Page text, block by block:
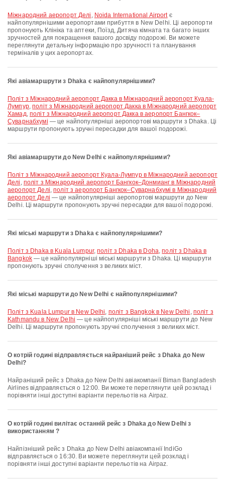
Міжнародний аеропорт Делі , Noida International Airportє
найпопулярнішими аеропортами прибуття в New Delhi. Ці аеропорти
пропонують Клініка та аптеки, Поїзд, Дитяча кімната та багато інших
зручностей для покращення вашого досвіду подорожі. Ви можете
переглянути детальну інформацію про зручності та планування
терміналів у цих аеропортах.
Які авіамаршрути з Dhaka є найпопулярнішими?
політ з Міжнародний аеропорт Дакка в Міжнародний аеропорт Куала-
Лумпур,політ з Міжнародний аеропорт Дакка в Міжнародний аеропорт
Хамад, політ з Міжнародний аеропорт Дакка в аеропорт Бангкок–
Суварнабхумі — це найпопулярніші аеропортові маршрути з Dhaka. Ці
маршрути пропонують зручні пересадки для вашої подорожі.
Які авіамаршрути до New Delhi є найпопулярнішими?
політ з Міжнародний аеропорт Куала-Лумпур в Міжнародний аеропорт
Делі , політ з Міжнародний аеропорт Бангкок–Донмианг в Міжнародний
аеропорт Делі,політ з аеропорт Бангкок–Суварнабхумі в Міжнародний
аеропорт Делі — це найпопулярніші аеропортові маршрути до New
Delhi. Ці маршрути пропонують зручні пересадки для вашої подорожі.
Які міські маршрути з Dhaka є найпопулярнішими?
політ з Dhaka в Kuala Lumpur,політ з Dhaka в Doha,політ з Dhaka в
Bangkok— це найпопулярніші міські маршрути з Dhaka. Ці маршрути
пропонують зручні сполучення з великих міст.
Які міські маршрути до New Delhi є найпопулярнішими?
політ з Kuala Lumpur в New Delhi, політ з Bangkok в New Delhi , політ з
Kathmandu в New Delhi — це найпопулярніші міські маршрути до New
Delhi. Ці маршрути пропонують зручні сполучення з великих міст.
О котрій годині відправляється найраніший рейс з Dhaka до New
Delhi?
Найраніший рейс з Dhaka до New Delhi авіакомпанії Biman Bangladesh
Airlines відправляється о 12:00. Ви можете переглянути цей розклад і
порівняти інші доступні варіанти перельотів на Airpaz.
О котрій годині вилітає останній рейс з Dhaka до New Delhi з
використанням ?
Найпізніший рейс з Dhaka до New Delhi авіакомпанії IndiGo
відправляється о 16:30. Ви можете переглянути цей розклад і
порівняти інші доступні варіанти перельотів на Airpaz.